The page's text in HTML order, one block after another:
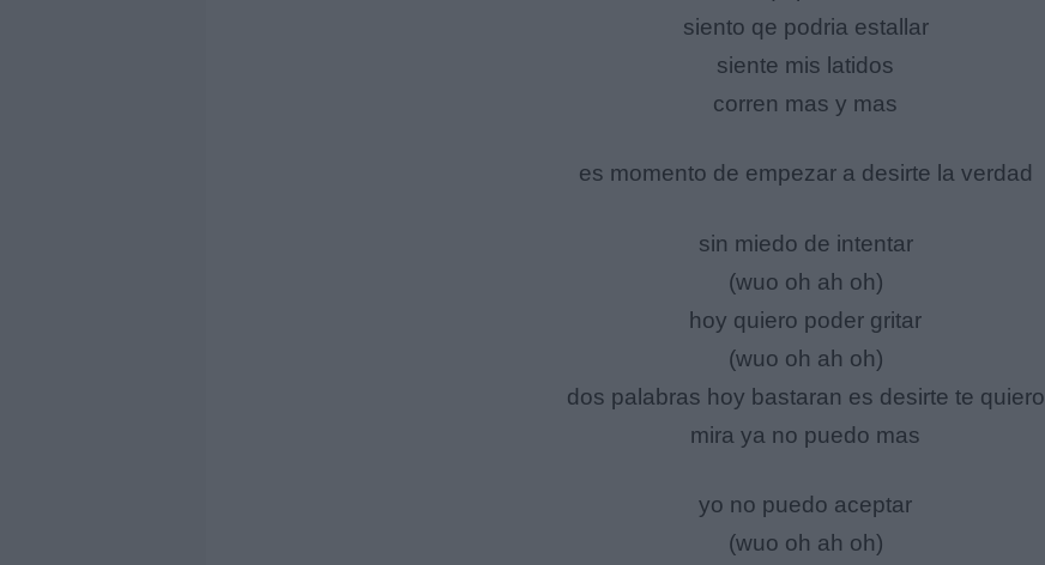
siento qe podria estallar
siente mis latidos
corren mas y mas
es momento de empezar a desirte la verdad
sin miedo de intentar
(wuo oh ah oh)
hoy quiero poder gritar
(wuo oh ah oh)
dos palabras hoy bastaran es desirte te quiero
mira ya no puedo mas
yo no puedo aceptar
(wuo oh ah oh)